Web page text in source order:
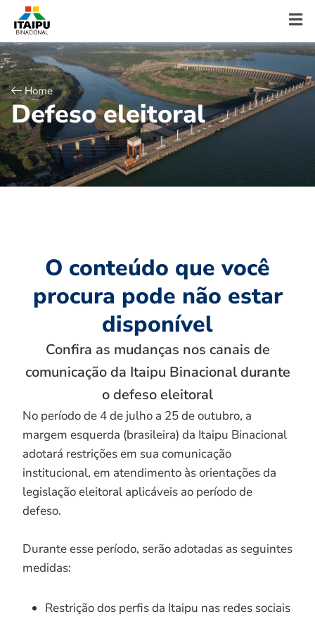
Home
Defeso eleitoral
O conteúdo que você
procura pode não estar
disponível
Confira as mudanças nos canais de
comunicação da Itaipu Binacional durante
o defeso eleitoral
No período de 4 de julho a 25 de outubro, a
margem esquerda (brasileira) da Itaipu Binacional
adotará restrições em sua comunicação
institucional, em atendimento às orientações da
legislação eleitoral aplicáveis ao período de
defeso.
Durante esse período, serão adotadas as seguintes
medidas:
Restrição dos perfis da Itaipu nas redes sociais